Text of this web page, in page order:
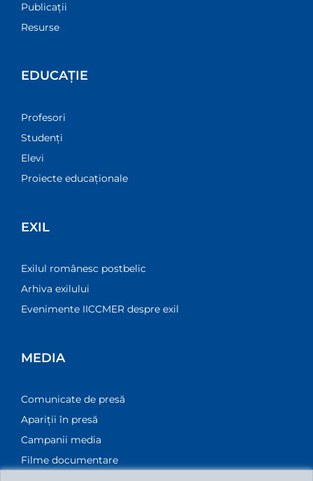
Publicații
Resurse
EDUCAȚIE
Profesori
Studenți
Elevi
Proiecte educaționale
EXIL
Exilul românesc postbelic
Arhiva exilului
Evenimente IICCMER despre exil
MEDIA
Comunicate de presă
Apariții în presă
Campanii media
Filme documentare